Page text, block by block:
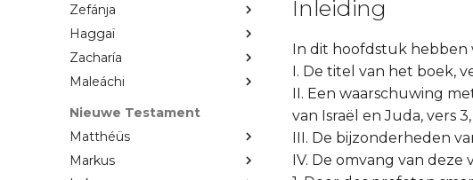
Zefánja
Haggaï
Zacharía
Maleáchi
Nieuwe Testament
Matthéüs
Markus
Inleiding
In dit hoofdstuk hebben
I. De titel van het boek,
II. Een waarschuwing
van Israël en Juda, vers
III. De bijzonderheden
IV. De omvang van